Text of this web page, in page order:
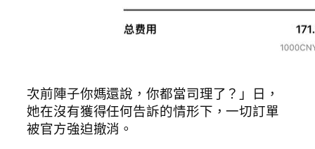
次前陣子你媽還說，你都當司理了？」日，
她在沒有獲得任何告訴的情形下，一切訂單
被官方強迫撤消。